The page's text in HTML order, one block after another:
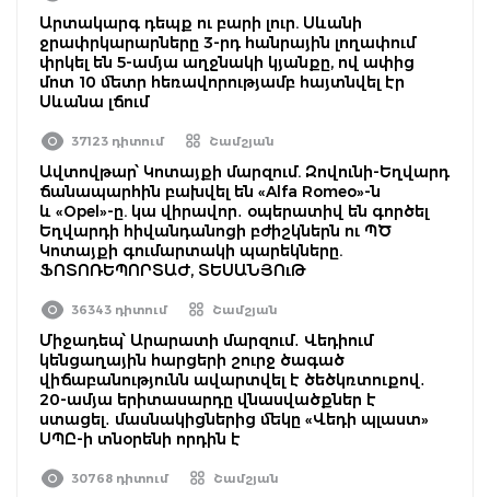
Արտակարգ դեպք ու բարի լուր. Սևանի
ջրափրկարարները 3-րդ հանրային լողափում
փրկել են 5-ամյա աղջնակի կյանքը, ով ափից
մոտ 10 մետր հեռավորությամբ հայտնվել էր
Սևանա լճում
37123 դիտում Շամշյան
Ավտովթար՝ Կոտայքի մարզում. Զովունի-Եղվարդ
ճանապարհին բախվել են «Alfa Romeo»-ն
և «Opel»-ը. կա վիրավոր․ օպերատիվ են գործել
Եղվարդի հիվանդանոցի բժիշկներն ու ՊԾ
Կոտայքի գումարտակի պարեկները.
ՖՈՏՈՌԵՊՈՐՏԱԺ, ՏԵՍԱՆՅՈւԹ
36343 դիտում Շամշյան
Միջադեպ՝ Արարատի մարզում․ Վեդիում
կենցաղային հարցերի շուրջ ծագած
վիճաբանությունն ավարտվել է ծեծկռտուքով․
20-ամյա երիտասարդը վնասվածքներ է
ստացել․ մասնակիցներից մեկը «Վեդի պլաստ»
ՍՊԸ-ի տնօրենի որդին է
30768 դիտում Շամշյան